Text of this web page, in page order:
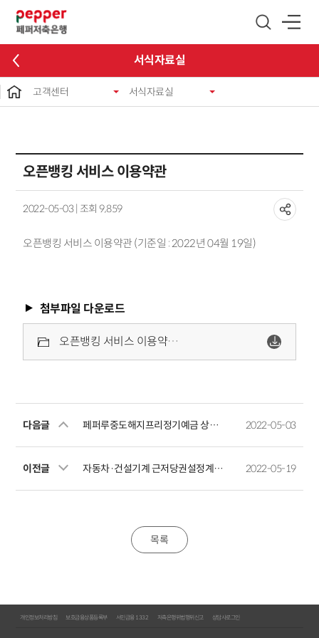
서식자료실
고객센터 서식자료실
오픈뱅킹 서비스 이용약관
2022-05-03 | 조회 9,859
오픈뱅킹 서비스 이용약관 (기준일 : 2022년 04월 19일)
첨부파일 다운로드
오픈뱅킹 서비스 이용약관_20220419.pdf
다음글 페퍼루중도해지프리정기예금 상품설명서 2022-05-03
이전글 자동차·건설기계 근저당권설정계약서 2022-05-19
목록
개인정보처리방침 보호금융상품등록부 서민금융 1332 저축은행위법행위신고 상담사로그인